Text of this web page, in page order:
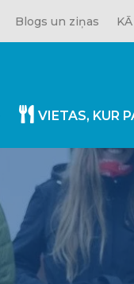
Blogs un ziņas
VIETAS, KUR